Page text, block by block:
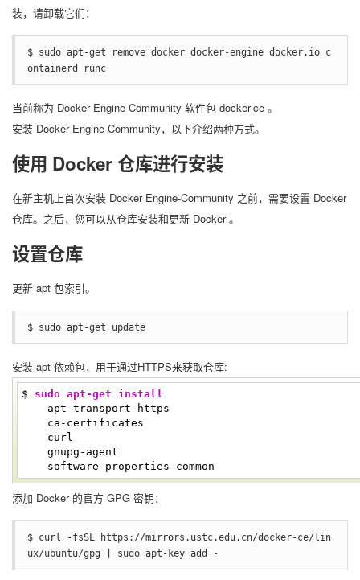
装，请卸载它们：
$ sudo apt-get remove docker docker-engine docker.io c
ontainerd runc
当前称为 Docker Engine-Community 软件包 docker-ce 。
安装 Docker Engine-Community，以下介绍两种方式。
使用 Docker 仓库进行安装
在新主机上首次安装 Docker Engine-Community 之前，需要设置 Docker
仓库。之后，您可以从仓库安装和更新 Docker 。
设置仓库
更新 apt 包索引。
$ sudo apt-get update
安装 apt 依赖包，用于通过HTTPS来获取仓库:
$ sudo apt-get install
apt-transport-https
ca-certificates
curl
gnupg-agent
software-properties-common
添加 Docker 的官方 GPG 密钥：
$ curl -fsSL https://mirrors.ustc.edu.cn/docker-ce/lin
ux/ubuntu/gpg | sudo apt-key add -